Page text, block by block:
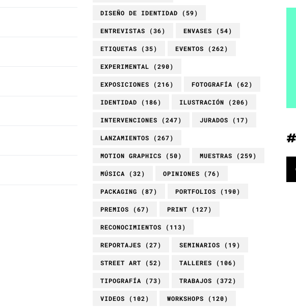
DISEÑO DE IDENTIDAD (59)
ENTREVISTAS (36) ENVASES (54)
ETIQUETAS (35) EVENTOS (262)
EXPERIMENTAL (290)
EXPOSICIONES (216) FOTOGRAFÍA (62)
IDENTIDAD (186) ILUSTRACIÓN (206)
INTERVENCIONES (247) JURADOS (17)
LANZAMIENTOS (267)
MOTION GRAPHICS (50) MUESTRAS (259)
MÚSICA (32) OPINIONES (76)
PACKAGING (87) PORTFOLIOS (190)
PREMIOS (67) PRINT (127)
RECONOCIMIENTOS (113)
REPORTAJES (27) SEMINARIOS (19)
STREET ART (52) TALLERES (106)
TIPOGRAFÍA (73) TRABAJOS (372)
VIDEOS (102) WORKSHOPS (120)